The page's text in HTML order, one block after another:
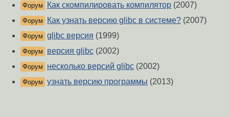
Форум Как скомпилировать компилятор (2007)
Форум Как узнать версию glibc в системе? (2007)
Форум glibc версия (1999)
Форум версия glibc (2002)
Форум несколько версий glibc (2002)
Форум узнать версию программы (2013)